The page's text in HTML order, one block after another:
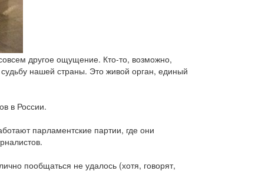
другое ощущение. Кто-то, возможно,
нашей страны. Это живой орган, единый
в России.
парламентские партии, где они
пообщаться не удалось (хотя, говорят,